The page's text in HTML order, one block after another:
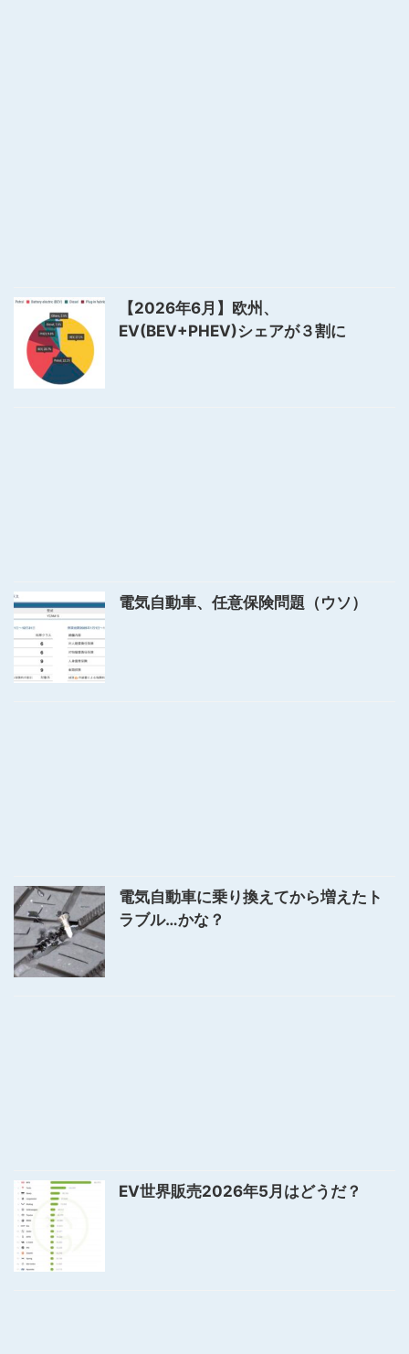
【2026年6月】欧州、
EV(BEV+PHEV)シェアが３割に
電気自動車、任意保険問題（ウソ）
電気自動車に乗り換えてから増えたト
ラブル…かな？
EV世界販売2026年5月はどうだ？